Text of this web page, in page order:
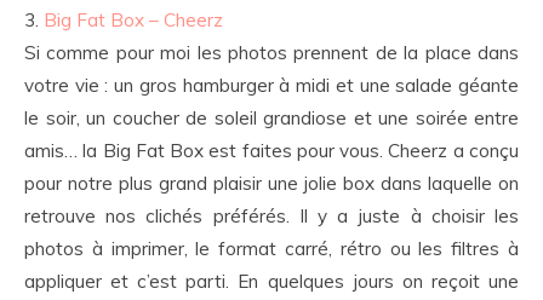
3. Big Fat Box – Cheerz
Si comme pour moi les photos prennent de la place dans
votre vie : un gros hamburger à midi et une salade géante
le soir, un coucher de soleil grandiose et une soirée entre
amis… la Big Fat Box est faites pour vous. Cheerz a conçu
pour notre plus grand plaisir une jolie box dans laquelle on
retrouve nos clichés préférés. Il y a juste à choisir les
photos à imprimer, le format carré, rétro ou les filtres à
appliquer et c’est parti. En quelques jours on reçoit une